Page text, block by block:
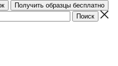
Получить образцы бесплатно